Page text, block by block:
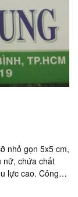
nhỏ gọn 5x5 cm,
nữ, chứa chất
lực cao. Công